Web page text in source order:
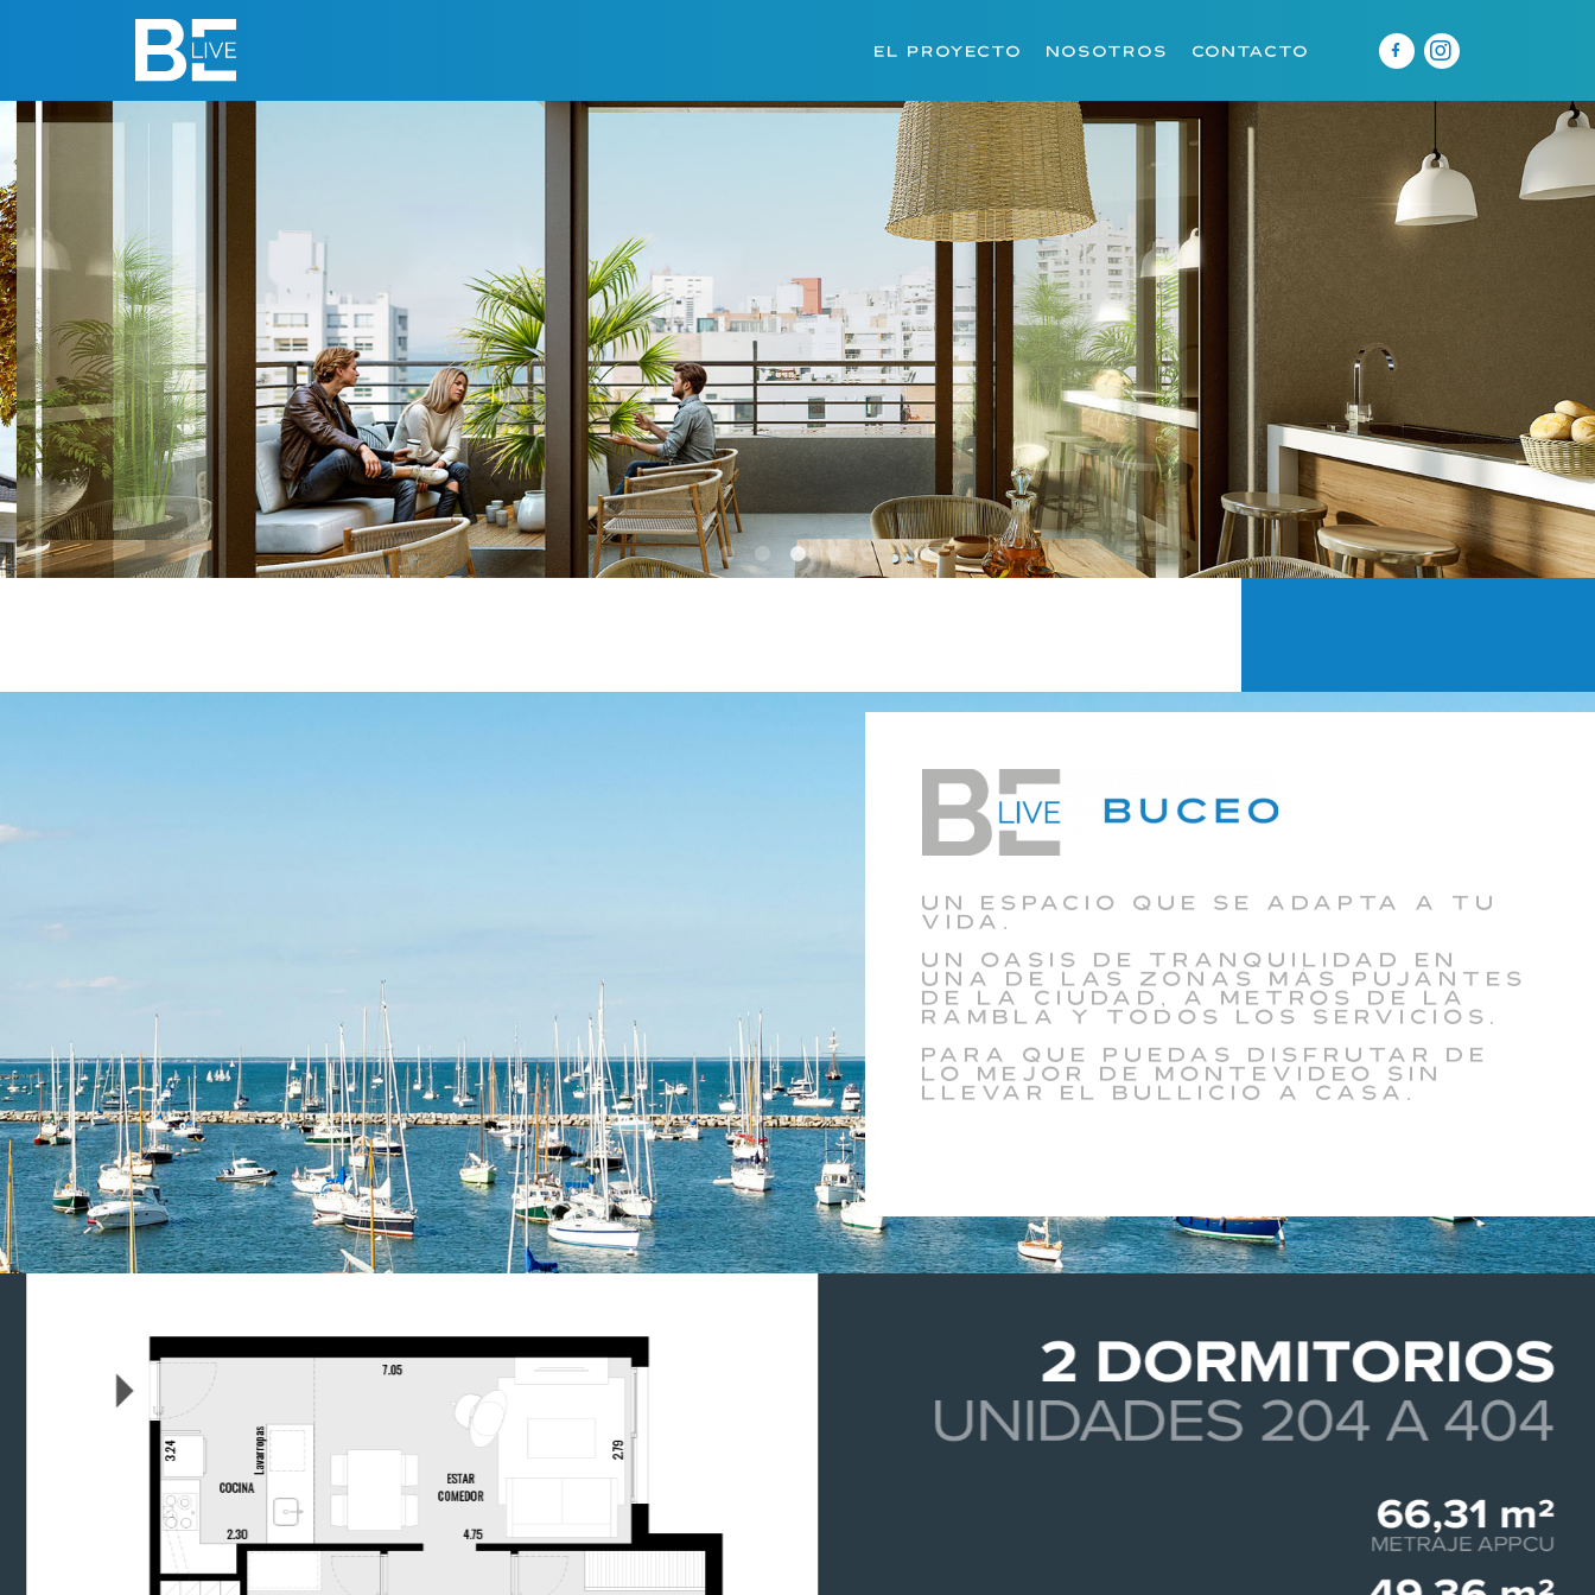
Un espacio que se adapta a tu
vida.
Un oasis de tranquilidad en
una de las zonas más pujantes
de la ciudad, a metros de la
Rambla y todos los servicios.
Para que puedas disfrutar de
lo mejor de Montevideo sin
llevar el bullicio a casa.
El proyecto Nosotros Contacto